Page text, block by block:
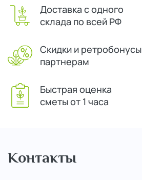
Доставка с одного
склада по всей РФ
Скидки и ретробонусы
партнерам
Быстрая оценка
сметы от 1 часа
Контакты